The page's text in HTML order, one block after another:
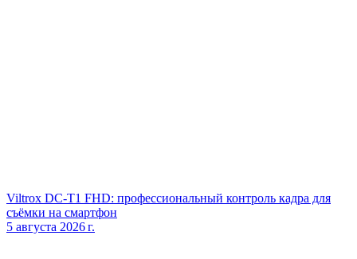
Viltrox DC‑T1 FHD: профессиональный контроль кадра для
съёмки на смартфон
5 августа 2026 г.